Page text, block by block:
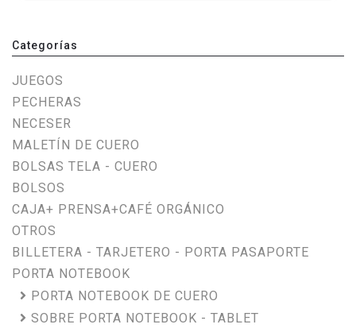
Categorías
JUEGOS
PECHERAS
NECESER
MALETÍN DE CUERO
BOLSAS TELA - CUERO
BOLSOS
CAJA+ PRENSA+CAFÉ ORGÁNICO
OTROS
BILLETERA - TARJETERO - PORTA PASAPORTE
PORTA NOTEBOOK
PORTA NOTEBOOK DE CUERO
SOBRE PORTA NOTEBOOK - TABLET